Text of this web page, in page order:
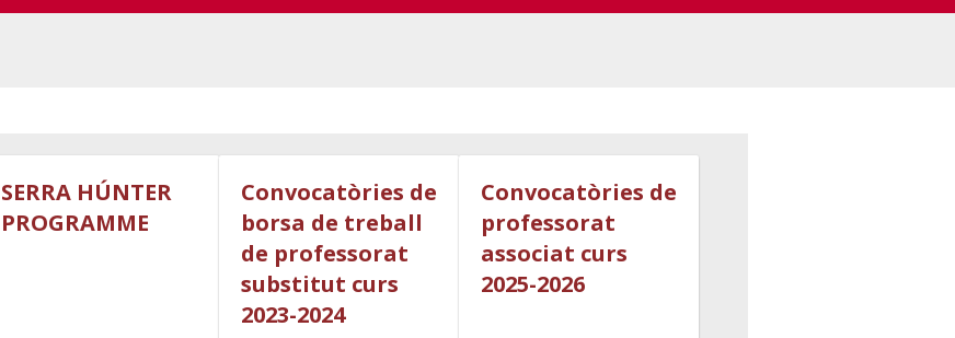
SERRA HÚNTER
PROGRAMME
Convocatòries de
borsa de treball
de professorat
substitut curs
2023-2024
Convocatòries de
professorat
associat curs
2025-2026